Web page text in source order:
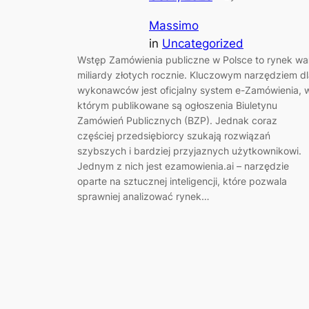
Massimo
in Uncategorized
Wstęp Zamówienia publiczne w Polsce to rynek
miliardy złotych rocznie. Kluczowym narzędziem
wykonawców jest oficjalny system e-Zamówienia,
którym publikowane są ogłoszenia Biuletynu
Zamówień Publicznych (BZP). Jednak coraz
częściej przedsiębiorcy szukają rozwiązań
szybszych i bardziej przyjaznych użytkownikowi.
Jednym z nich jest ezamowienia.ai – narzędzie
oparte na sztucznej inteligencji, które pozwala
sprawniej analizować rynek…